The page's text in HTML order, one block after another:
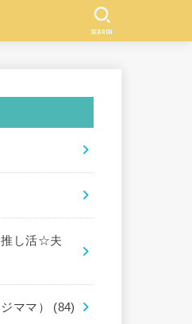
SEARCH
推し活☆夫
ママ） (84)